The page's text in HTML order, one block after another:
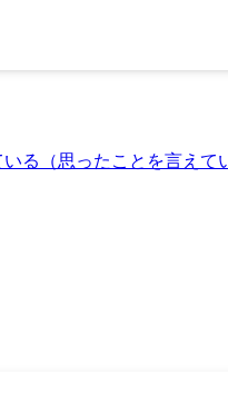
る（思ったことを言えて